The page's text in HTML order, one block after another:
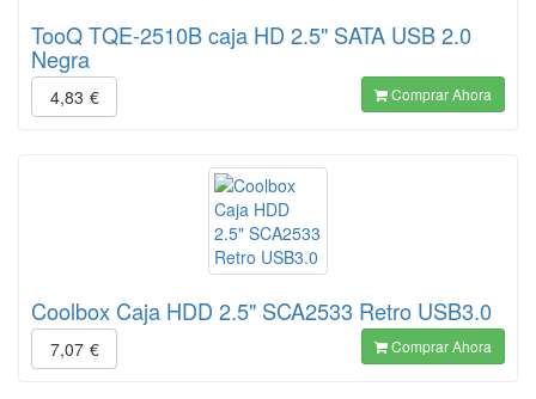
TooQ TQE-2510B caja HD 2.5" SATA USB 2.0
Negra
4,83 € Comprar Ahora
Coolbox Caja HDD 2.5" SCA2533 Retro USB3.0
7,07 € Comprar Ahora